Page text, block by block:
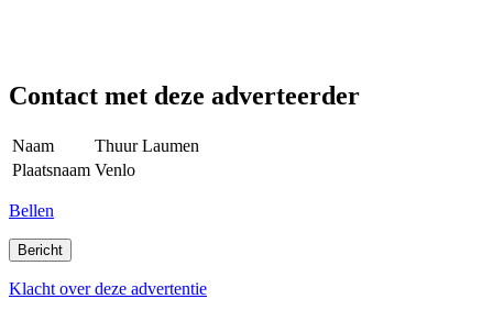
Contact met deze adverteerder
Naam
Thuur Laumen
Plaatsnaam Venlo
Bellen
Klacht over deze advertentie